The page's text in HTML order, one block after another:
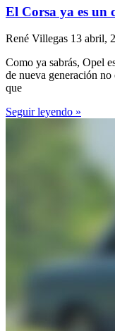
El Corsa ya es un
René Villegas 13 abril,
Como ya sabrás, Opel
de nueva generación no
que
Seguir leyendo »